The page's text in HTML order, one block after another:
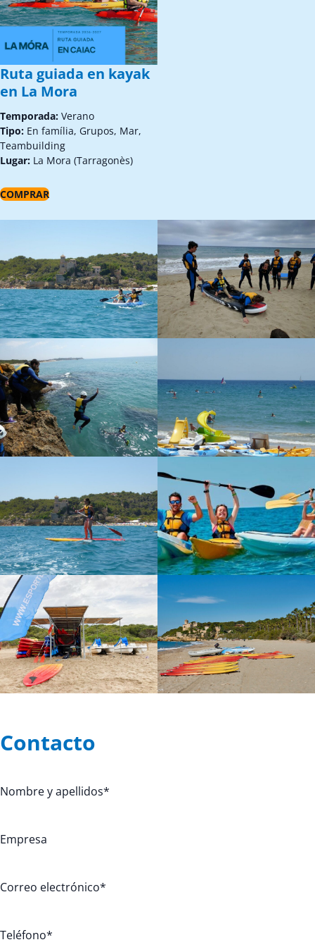
Ruta guiada en kayak
en La Mora
Temporada: Verano
Tipo: En família, Grupos, Mar,
Teambuilding
Lugar: La Mora (Tarragonès)
COMPRAR
Contacto
Nombre y apellidos*
Empresa
Correo electrónico*
Teléfono*